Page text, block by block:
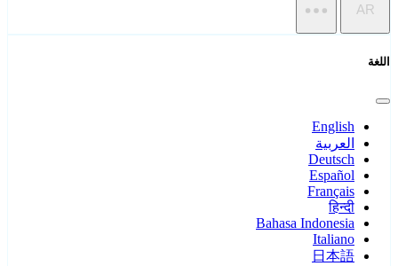
AR
اللغة
English
العربية
Deutsch
Español
Français
हिन्दी
Bahasa Indonesia
Italiano
日本語